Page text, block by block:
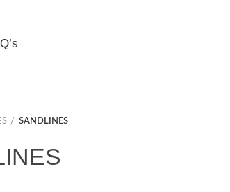
SANDLINES